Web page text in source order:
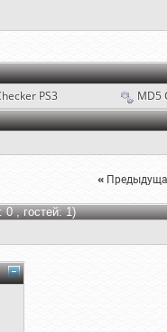
PS3 MD5
«
0 , гостей: 1)